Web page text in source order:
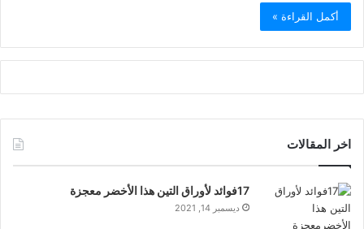
أكمل القراءة »
اخر المقالات
17فوائد لأوراق التين هذا الأخضر معجزة
ديسمبر 14, 2021